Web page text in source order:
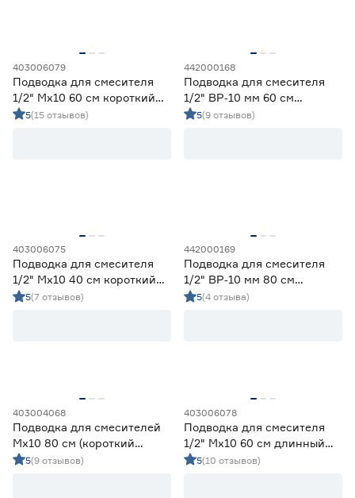
Страна производства
Китай
Россия
403006079
Подводка для смесителя
1/2" Мх10 60 см короткий
наконечник ОПТИМА МНФ
5(15 отзывов)
442000168
Подводка для смесителя
1/2" ВР‑10 мм 60 см
длинный наконечник
5(9 отзывов)
403006075
Подводка для смесителя
1/2" Мх10 40 см короткий
наконечник ОПТИМА МНФ
5(7 отзывов)
442000169
Подводка для смесителя
1/2" ВР‑10 мм 80 см
длинный наконечник
5(4 отзыва)
403004068
Подводка для смесителей
Мх10 80 см (короткий
штуцер)
5(9 отзывов)
403006078
Подводка для смесителя
1/2" Мх10 60 см длинный
наконечник ОПТИМА МНФ
5(10 отзывов)